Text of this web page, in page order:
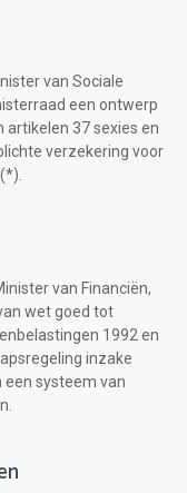
van Sociale
een ontwerp
artikelen 37 sexies en
verzekering voor
van Financiën,
wet goed tot
1992 en
inzake
systeem van